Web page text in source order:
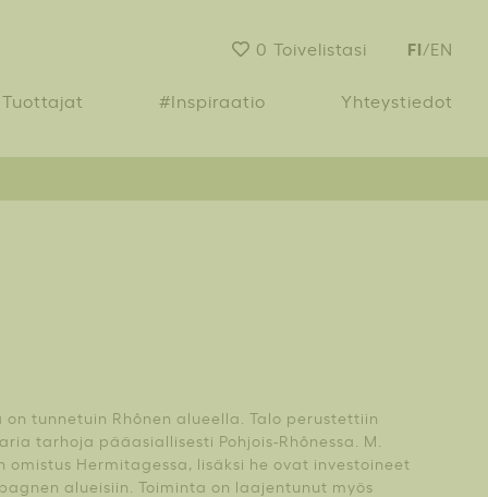
0 Toivelistasi FI/EN
Tuottajat #Inspiraatio Yhteystiedot
tunnetuin Rhônen alueella. Talo perustettiin
tarhoja pääasiallisesti Pohjois-Rhônessa. M.
Hermitagessa, lisäksi he ovat investoineet
alueisiin. Toiminta on laajentunut myös